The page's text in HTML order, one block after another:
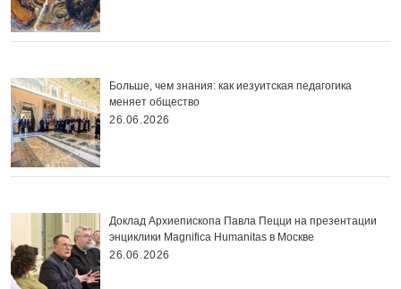
Больше, чем знания: как иезуитская педагогика
меняет общество
26.06.2026
Доклад Архиепископа Павла Пецци на презентации
энциклики Magnifica Нumanitas в Москве
26.06.2026